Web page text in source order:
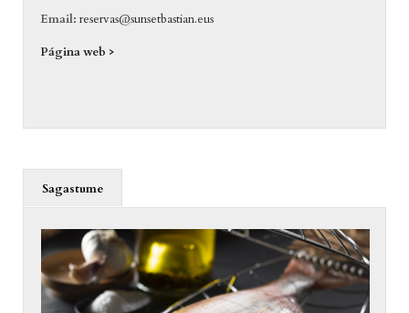
Email: reservas@sunsetbastian.eus
Página web >
Sagastume